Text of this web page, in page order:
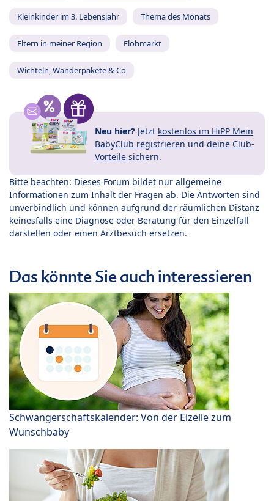
Kleinkinder im 3. Lebensjahr Thema des Monats
Eltern in meiner Region Flohmarkt
Wichteln, Wanderpakete & Co
Neu hier? Jetzt kostenlos im HiPP Mein
BabyClub registrieren und deine Club-
Vorteile sichern.
Bitte beachten: Dieses Forum bildet nur allgemeine
Informationen zum Inhalt der Fragen ab. Die Antworten sind
unverbindlich und können aufgrund der räumlichen Distanz
keinesfalls eine Diagnose oder Beratung für den Einzelfall
darstellen oder einen Arztbesuch ersetzen.
Das könnte Sie auch interessieren
Schwangerschaftskalender: Von der Eizelle zum
Wunschbaby